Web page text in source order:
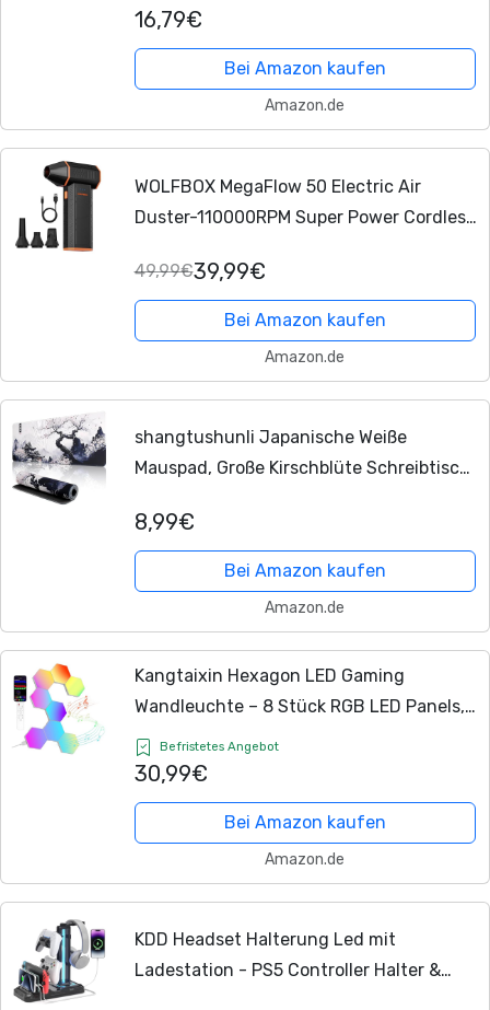
Fernbedienung & Dimmfunktion,
Geschenk für...
16,79€
Bei Amazon kaufen
Amazon.de
WOLFBOX MegaFlow 50 Electric Air
Duster-110000RPM Super Power Cordless
Gebläse mit Akku, Staubbläser für
Computer
,...
49,99€39,99€
Bei Amazon kaufen
Amazon.de
shangtushunli Japanische Weiße
Mauspad, Große Kirschblüte Schreibtisch
Rutschfeste Gummibasis, Großer
Erweiterter...
8,99€
Bei Amazon kaufen
Amazon.de
Kangtaixin Hexagon LED Gaming
Wandleuchte – 8 Stück RGB LED Panels,
Musik-Sync & App-Steuerung, Modulare
Wandbeleuchtung für Gamer Zimmer,
Wohnzimmer,...
Befristetes Angebot
30,99€
Bei Amazon kaufen
Amazon.de
KDD Headset Halterung Led mit
Ladestation - PS5 Controller Halter &